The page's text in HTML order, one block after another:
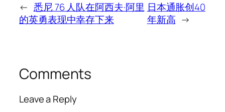
← 悉尼 76 人队在阿西夫·阿里
的英勇表现中幸存下来
日本通胀创40
年新高 →
Comments
Leave a Reply